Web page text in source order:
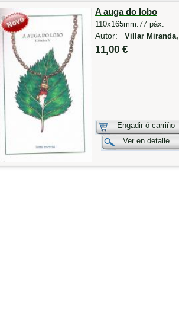
A auga do lobo
110x165mm.77 páx.
Autor: Villar
11,00 €
Engadir ó carriño
Ver en detalle